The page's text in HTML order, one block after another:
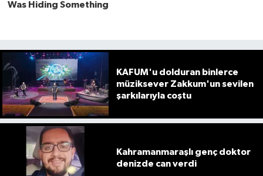
KAFUM'u dolduran binlerce
müziksever Zakkum'un sevilen
şarkılarıyla coştu
Kahramanmaraşlı genç doktor
denizde can verdi